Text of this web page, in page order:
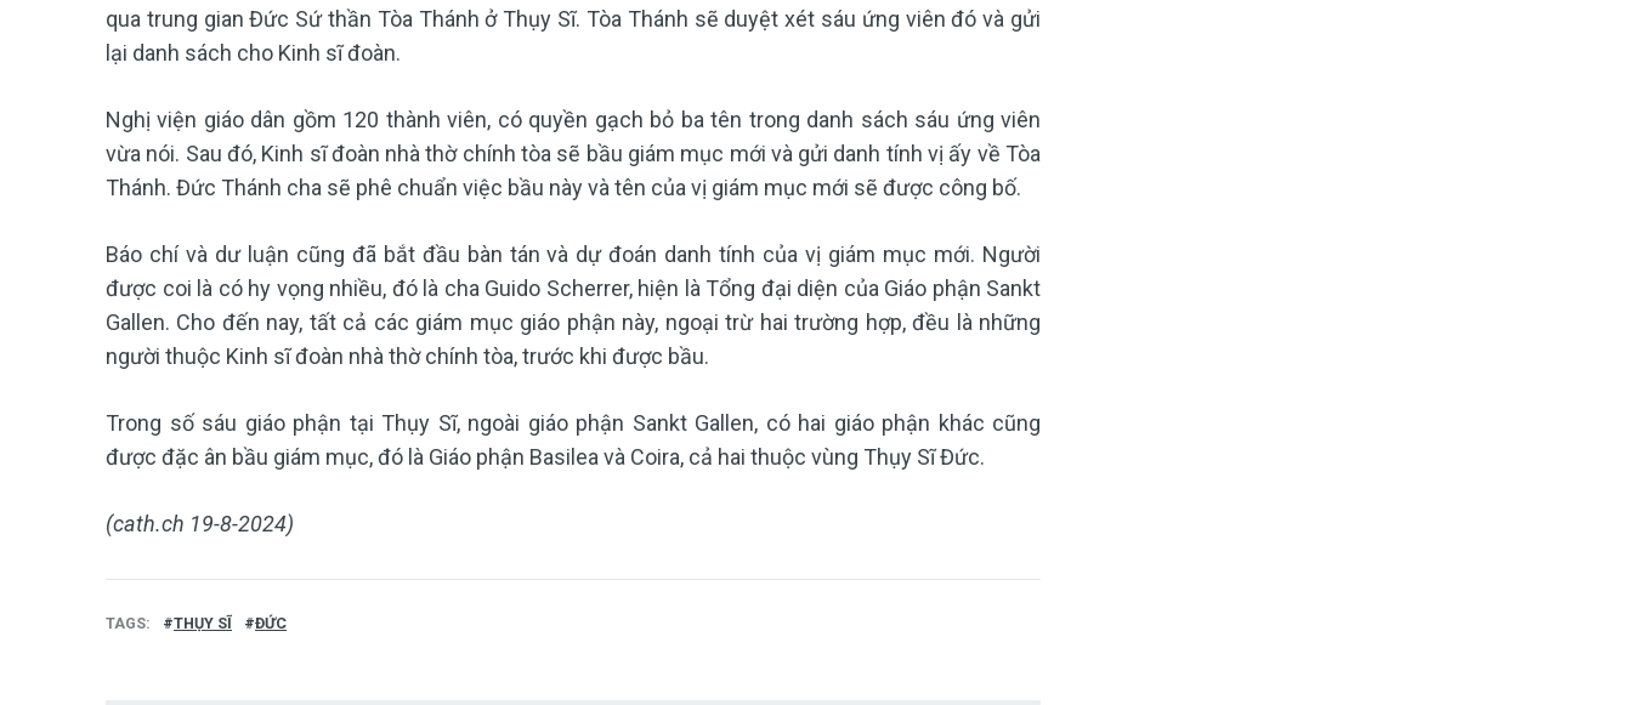
qua trung gian Đức Sứ thần Tòa Thánh ở Thụy Sĩ. Tòa Thánh sẽ duyệt xét sáu ứng viên đó và gửi
lại danh sách cho Kinh sĩ đoàn.
Nghị viện giáo dân gồm 120 thành viên, có quyền gạch bỏ ba tên trong danh sách sáu ứng viên
vừa nói. Sau đó, Kinh sĩ đoàn nhà thờ chính tòa sẽ bầu giám mục mới và gửi danh tính vị ấy về Tòa
Thánh. Đức Thánh cha sẽ phê chuẩn việc bầu này và tên của vị giám mục mới sẽ được công bố.
Báo chí và dư luận cũng đã bắt đầu bàn tán và dự đoán danh tính của vị giám mục mới. Người
được coi là có hy vọng nhiều, đó là cha Guido Scherrer, hiện là Tổng đại diện của Giáo phận Sankt
Gallen. Cho đến nay, tất cả các giám mục giáo phận này, ngoại trừ hai trường hợp, đều là những
người thuộc Kinh sĩ đoàn nhà thờ chính tòa, trước khi được bầu.
Trong số sáu giáo phận tại Thụy Sĩ, ngoài giáo phận Sankt Gallen, có hai giáo phận khác cũng
được đặc ân bầu giám mục, đó là Giáo phận Basilea và Coira, cả hai thuộc vùng Thụy Sĩ Đức.
(cath.ch 19-8-2024)
TAGS THỤY SĨ ĐỨC